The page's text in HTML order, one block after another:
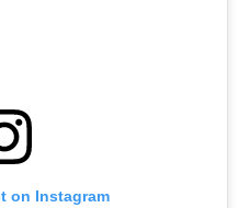
on Instagram